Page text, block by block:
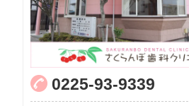
0225-93-9339